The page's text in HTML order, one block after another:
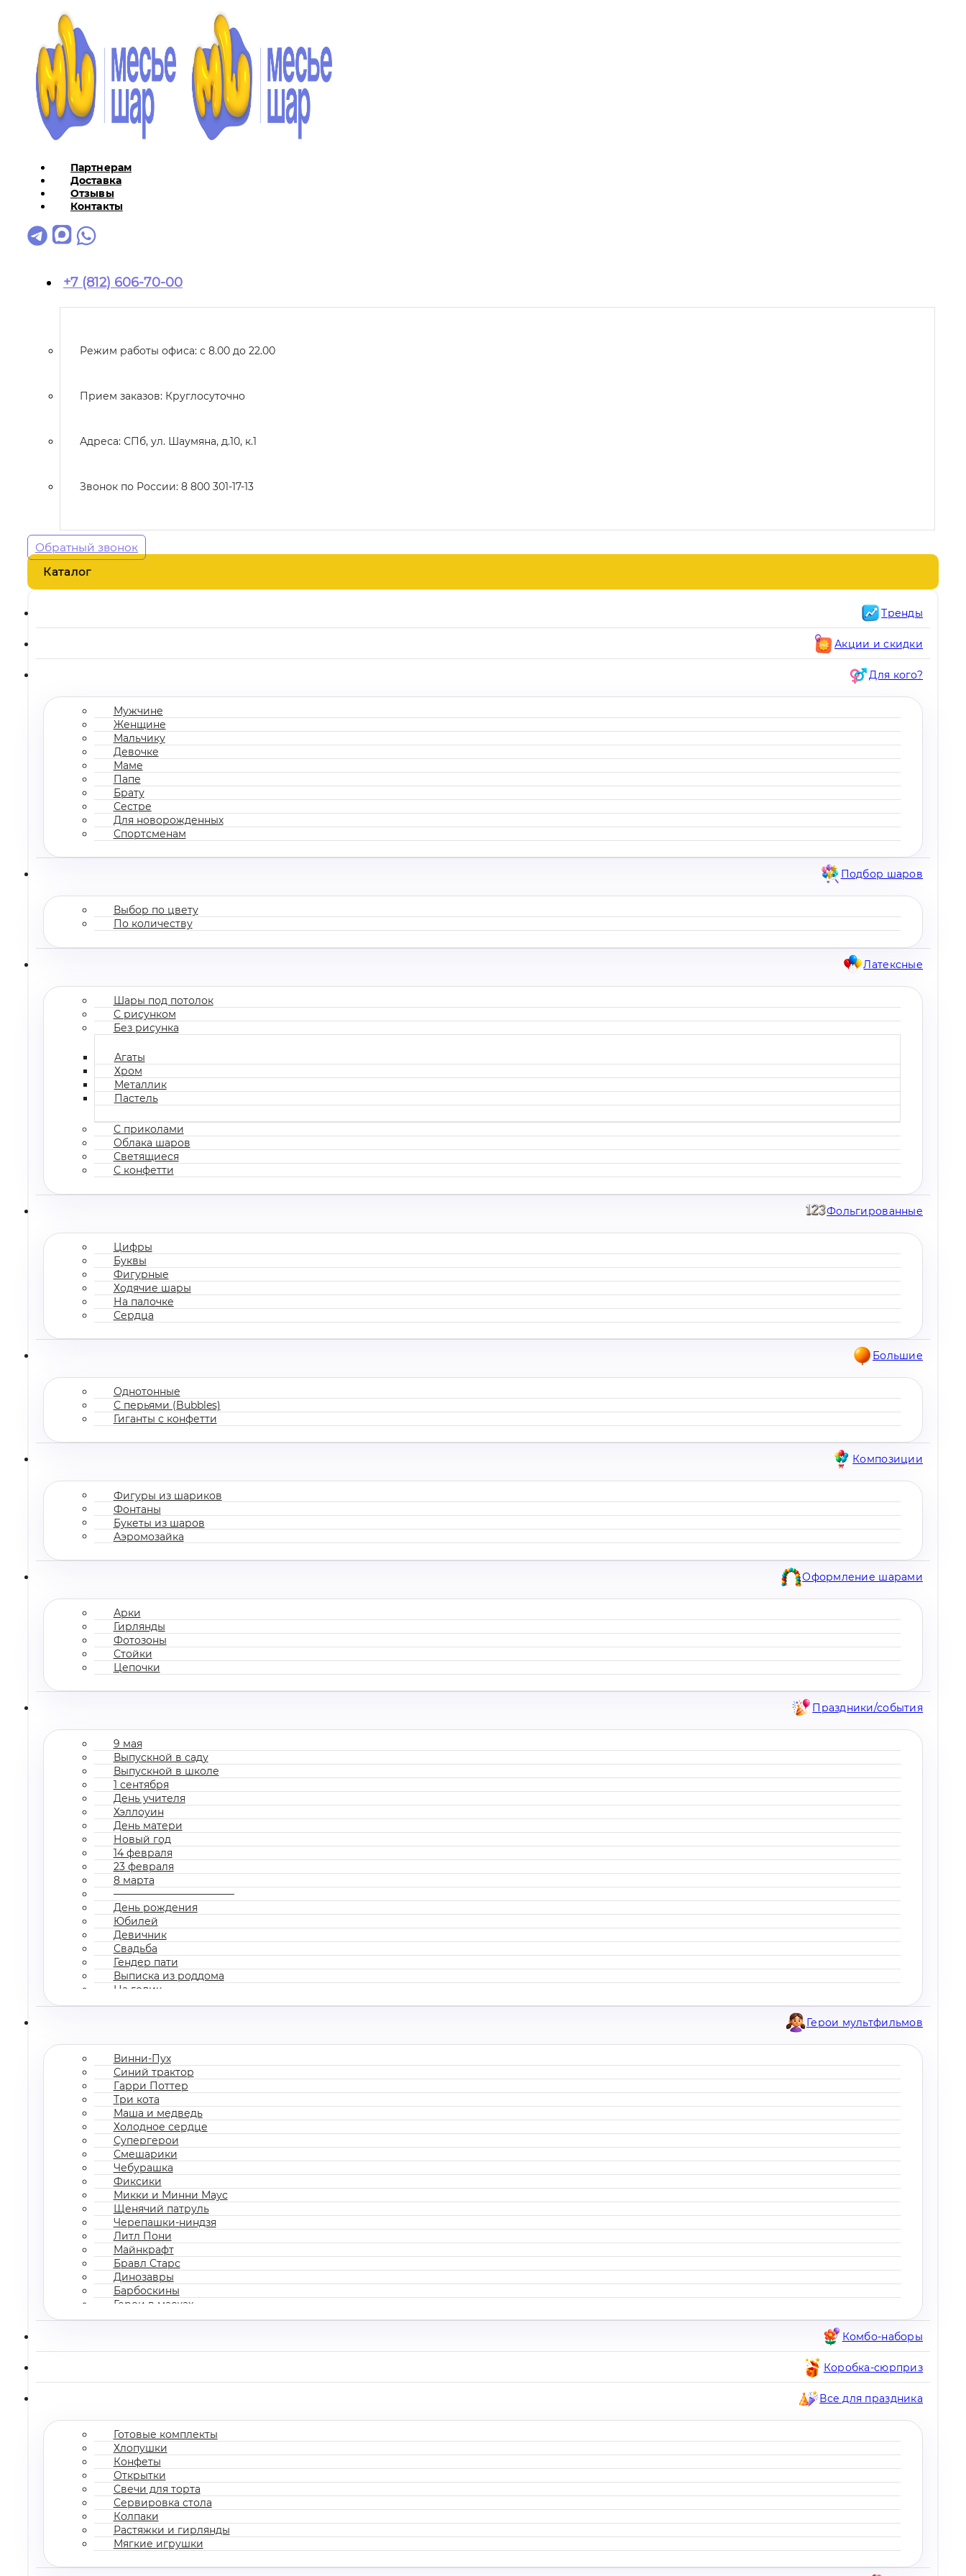
Партнерам
Доставка
Отзывы
Контакты
+7 (812) 606-70-00
Режим работы офиса: с 8.00 до 22.00
Прием заказов: Круглосуточно
Адреса: СПб, ул. Шаумяна, д.10, к.1
Звонок по России: 8 800 301-17-13
Обратный звонок
Каталог
Тренды
Акции и скидки
Для кого?
Мужчине
Женщине
Мальчику
Девочке
Маме
Папе
Брату
Сестре
Для новорожденных
Спортсменам
Подбор шаров
Выбор по цвету
По количеству
Латексные
Шары под потолок
С рисунком
Без рисунка
Агаты
Хром
Металлик
Пастель
С приколами
Облака шаров
Светящиеся
С конфетти
Фольгированные
Цифры
Буквы
Фигурные
Ходячие шары
На палочке
Сердца
Большие
Однотонные
С перьями (Bubbles)
Гиганты с конфетти
Композиции
Фигуры из шариков
Фонтаны
Букеты из шаров
Аэромозайка
Оформление шарами
Арки
Гирлянды
Фотозоны
Стойки
Цепочки
Праздники/события
9 мая
Выпускной в саду
Выпускной в школе
1 сентября
День учителя
Хэллоуин
День матери
Новый год
14 февраля
23 февраля
8 марта
————————————
День рождения
Юбилей
Девичник
Свадьба
Гендер пати
Выписка из роддома
На годик
Корпоратив
Герои мультфильмов
Винни-Пух
Синий трактор
Гарри Поттер
Три кота
Маша и медведь
Холодное сердце
Супергерои
Смешарики
Чебурашка
Фиксики
Микки и Минни Маус
Щенячий патруль
Черепашки-ниндзя
Литл Пони
Майнкрафт
Бравл Старс
Динозавры
Барбоскины
Герои в масках
Все мультгерои
Комбо-наборы
Коробка-сюрприз
Все для праздника
Готовые комплекты
Хлопушки
Конфеты
Открытки
Свечи для торта
Сервировка стола
Колпаки
Растяжки и гирлянды
Мягкие игрушки